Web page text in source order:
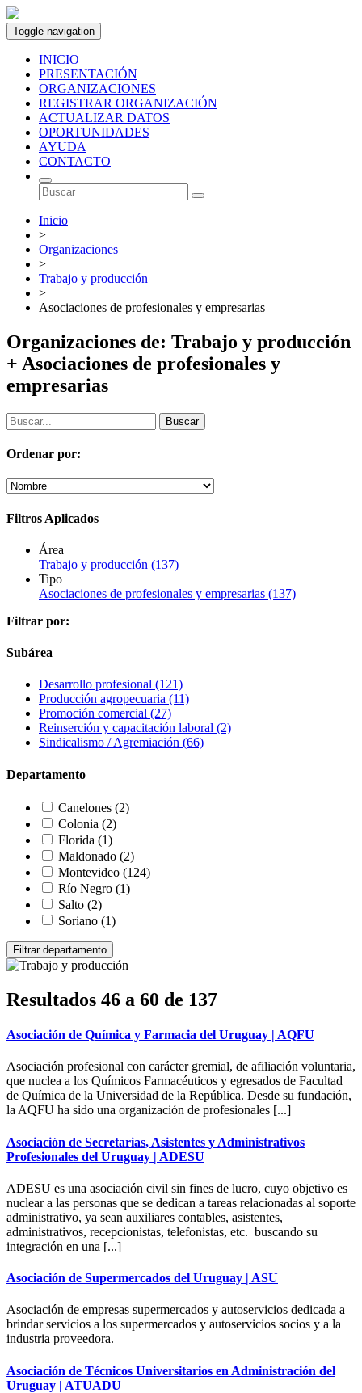
Toggle navigation
INICIO
PRESENTACIÓN
ORGANIZACIONES
REGISTRAR ORGANIZACIÓN
ACTUALIZAR DATOS
OPORTUNIDADES
AYUDA
CONTACTO
Inicio
>
Organizaciones
>
Trabajo y producción
>
Asociaciones de profesionales y empresarias
Organizaciones de: Trabajo y producción
+ Asociaciones de profesionales y
empresarias
Ordenar por:
Filtros Aplicados
Área
Trabajo y producción (137)
Tipo
Asociaciones de profesionales y empresarias (137)
Filtrar por:
Subárea
Desarrollo profesional (121)
Producción agropecuaria (11)
Promoción comercial (27)
Reinserción y capacitación laboral (2)
Sindicalismo / Agremiación (66)
Departamento
Canelones (2)
Colonia (2)
Florida (1)
Maldonado (2)
Montevideo (124)
Río Negro (1)
Salto (2)
Soriano (1)
Resultados 46 a 60 de 137
Asociación de Química y Farmacia del Uruguay | AQFU
Asociación profesional con carácter gremial, de afiliación voluntaria,
que nuclea a los Químicos Farmacéuticos y egresados de Facultad
de Química de la Universidad de la República. Desde su fundación,
la AQFU ha sido una organización de profesionales [...]
Asociación de Secretarias, Asistentes y Administrativos
Profesionales del Uruguay | ADESU
ADESU es una asociación civil sin fines de lucro, cuyo objetivo es
nuclear a las personas que se dedican a tareas relacionadas al soporte
administrativo, ya sean auxiliares contables, asistentes,
administrativos, recepcionistas, telefonistas, etc. buscando su
integración en una [...]
Asociación de Supermercados del Uruguay | ASU
Asociación de empresas supermercados y autoservicios dedicada a
brindar servicios a los supermercados y autoservicios socios y a la
industria proveedora.
Asociación de Técnicos Universitarios en Administración del
Uruguay | ATUADU